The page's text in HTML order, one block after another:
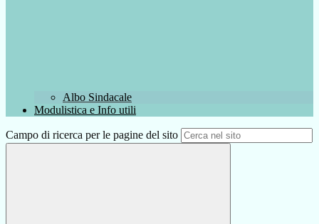
Albo Sindacale
Modulistica e Info utili
Campo di ricerca per le pagine del sito